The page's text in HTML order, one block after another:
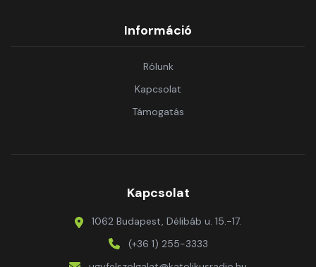
Információ
Rólunk
Kapcsolat
Támogatás
Kapcsolat
1062 Budapest, Délibáb u. 15.-17.
(+36 1) 255-3333